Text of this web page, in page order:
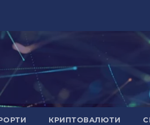
КРИПТОВАЛЮТИ